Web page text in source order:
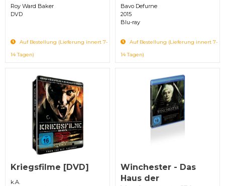
Roy Ward Baker
DVD
Auf Bestellung (Lieferung innert 7-
14 Tagen)
Bavo Defurne
2015
Blu-ray
Auf Bestellung (Lieferung innert 7-
14 Tagen)
Kriegsfilme [DVD]
k.A.
Winchester - Das
Haus der